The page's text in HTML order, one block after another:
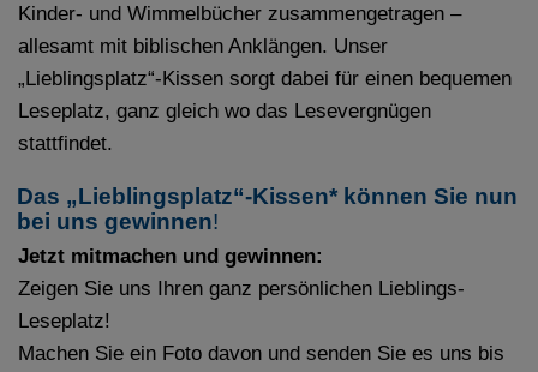
Kinder- und Wimmelbücher zusammengetragen –
allesamt mit biblischen Anklängen. Unser
„Lieblingsplatz“-Kissen sorgt dabei für einen bequemen
Leseplatz, ganz gleich wo das Lesevergnügen
stattfindet.
Das „Lieblingsplatz“-Kissen* können Sie nun
bei uns gewinnen!
Jetzt mitmachen und gewinnen:
Zeigen Sie uns Ihren ganz persönlichen Lieblings-
Leseplatz!
Machen Sie ein Foto davon und senden Sie es uns bis